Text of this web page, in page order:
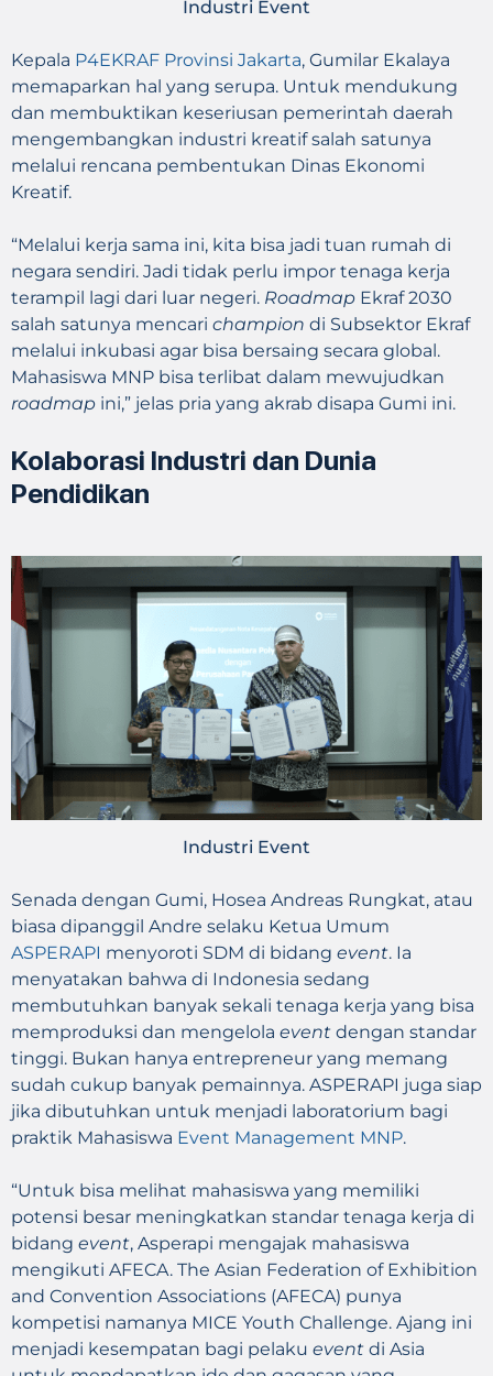
Industri Event
Kepala P4EKRAF Provinsi Jakarta, Gumilar Ekalaya
memaparkan hal yang serupa. Untuk mendukung
dan membuktikan keseriusan pemerintah daerah
mengembangkan industri kreatif salah satunya
melalui rencana pembentukan Dinas Ekonomi
Kreatif.
“Melalui kerja sama ini, kita bisa jadi tuan rumah di
negara sendiri. Jadi tidak perlu impor tenaga kerja
terampil lagi dari luar negeri. Roadmap Ekraf 2030
salah satunya mencari champion di Subsektor Ekraf
melalui inkubasi agar bisa bersaing secara global.
Mahasiswa MNP bisa terlibat dalam mewujudkan
roadmap ini,” jelas pria yang akrab disapa Gumi ini.
Kolaborasi Industri dan Dunia
Pendidikan
Industri Event
Senada dengan Gumi, Hosea Andreas Rungkat, atau
biasa dipanggil Andre selaku Ketua Umum
ASPERAPI menyoroti SDM di bidang event. Ia
menyatakan bahwa di Indonesia sedang
membutuhkan banyak sekali tenaga kerja yang bisa
memproduksi dan mengelola event dengan standar
tinggi. Bukan hanya entrepreneur yang memang
sudah cukup banyak pemainnya. ASPERAPI juga siap
jika dibutuhkan untuk menjadi laboratorium bagi
praktik Mahasiswa Event Management MNP.
“Untuk bisa melihat mahasiswa yang memiliki
potensi besar meningkatkan standar tenaga kerja di
bidang event, Asperapi mengajak mahasiswa
mengikuti AFECA. The Asian Federation of Exhibition
and Convention Associations (AFECA) punya
kompetisi namanya MICE Youth Challenge. Ajang ini
menjadi kesempatan bagi pelaku event di Asia